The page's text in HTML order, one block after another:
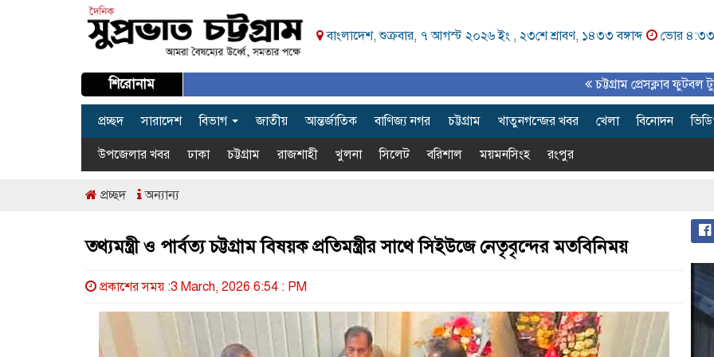
বাংলাদেশ, শুক্রবার, ৭ আগস্ট ২০২৬ ইং , ২৩শে শ্রাবণ, ১৪৩৩ বঙ্গাব্দ ভোর ৪:৩৩
শিরোনাম চট্টগ্রাম প্রেসক্লাব ফুটবল টুর্নামেন্ট
প্রচ্ছদ সারাদেশ বিভাগ জাতীয় আন্তর্জাতিক বাণিজ্য নগর চট্টগ্রাম খাতুনগন্জের খবর খেলা বিনোদন
উপজেলার খবর ঢাকা চট্টগ্রাম রাজশাহী খুলনা সিলেট বরিশাল ময়মনসিংহ রংপুর
প্রচ্ছদ অন্যান্য
তথ্যমন্ত্রী ও পার্বত্য চট্টগ্রাম বিষয়ক প্রতিমন্ত্রীর সাথে সিইউজে নেতৃবৃন্দের মতবিনিময়
প্রকাশের সময় :3 March, 2026 6:54 : PM